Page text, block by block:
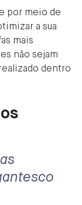
por meio de
a sua
mais
não sejam
dentro